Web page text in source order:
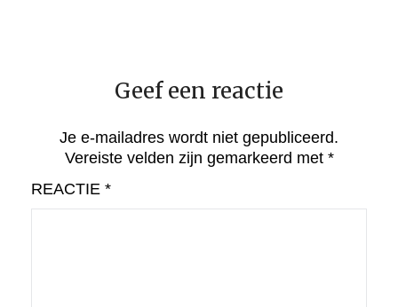
Geef een reactie
Je e-mailadres wordt niet gepubliceerd.
Vereiste velden zijn gemarkeerd met *
REACTIE *